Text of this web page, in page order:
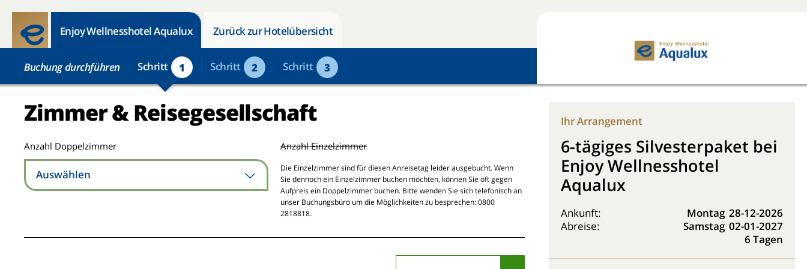
Enjoy Wellnesshotel Aqualux Zurück zur Hotelübersicht
Buchung durchführen Schritt 1 Schritt 2 Schritt 3
Zimmer & Reisegesellschaft
Anzahl Doppelzimmer
Auswählen
Anzahl Einzelzimmer
Die Einzelzimmer sind für diesen Anreisetag leider ausgebucht. Wenn
Sie dennoch ein Einzelzimmer buchen möchten, können Sie oft gegen
Aufpreis ein Doppelzimmer buchen. Bitte wenden Sie sich telefonisch an
unser Buchungsbüro um die Möglichkeiten zu besprechen: 0800
2818818.
Ihr Arrangement
6-tägiges Silvesterpaket bei
Enjoy Wellnesshotel
Aqualux
Ankunft: Montag 28-12-2026
Abreise:
Samstag 02-01-2027
6 Tagen